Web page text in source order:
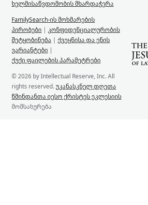
ხელმისაწვდომობის მხარდაჭერა
FamilySearch-ის მოხმარების
პირობები | კონფიდენციალურობის
შეტყობინება | ქვეყნისა და ენის
ვარიანტები |
ქუქი ფაილების პარამეტრები
© 2026 by Intellectual Reserve, Inc. All
rights reserved.უკანასკნელ დღეთა
წმინდანთა იესო ქრისტეს ეკლესიის
მომსახურება